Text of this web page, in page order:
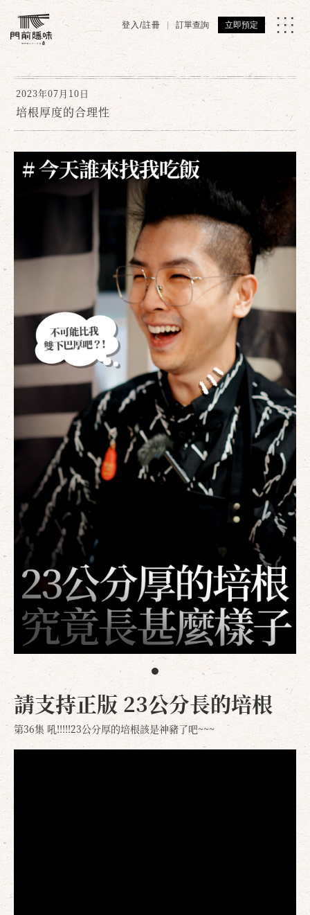
登入/註冊 訂單查詢 立即預定
2023年07月10日
培根厚度的合理性
請支持正版 23公分長的培根
第36集 吼!!!!!23公分厚的培根該是神豬了吧~~~